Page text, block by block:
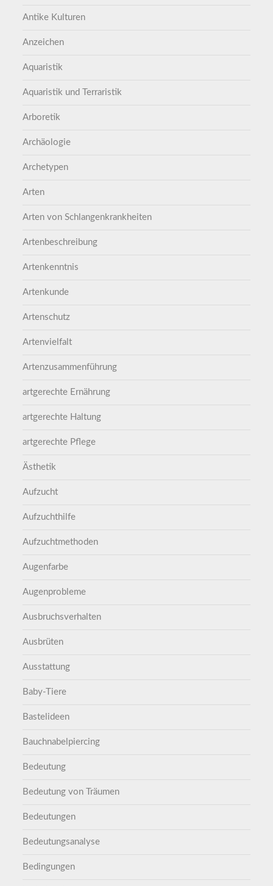
Antike Kulturen
Anzeichen
Aquaristik
Aquaristik und Terraristik
Arboretik
Archäologie
Archetypen
Arten
Arten von Schlangenkrankheiten
Artenbeschreibung
Artenkenntnis
Artenkunde
Artenschutz
Artenvielfalt
Artenzusammenführung
artgerechte Ernährung
artgerechte Haltung
artgerechte Pflege
Ästhetik
Aufzucht
Aufzuchthilfe
Aufzuchtmethoden
Augenfarbe
Augenprobleme
Ausbruchsverhalten
Ausbrüten
Ausstattung
Baby-Tiere
Bastelideen
Bauchnabelpiercing
Bedeutung
Bedeutung von Träumen
Bedeutungen
Bedeutungsanalyse
Bedingungen